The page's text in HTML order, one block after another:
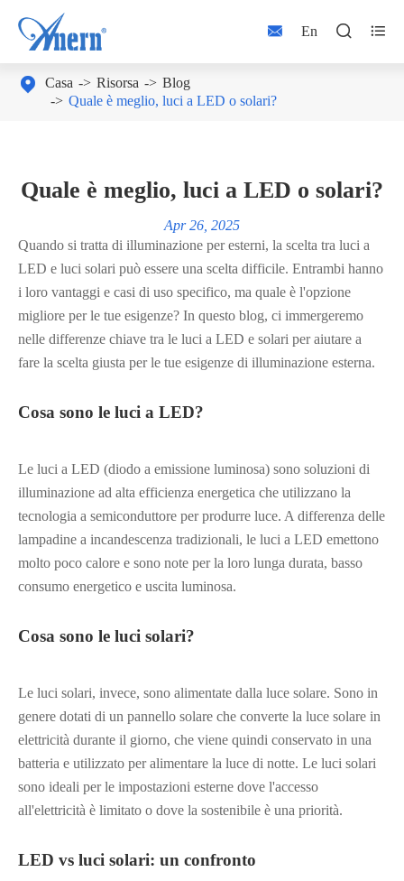
 En  
 Casa Risorsa
Blog
Quale è meglio, luci a LED o solari?
Quale è meglio, luci a LED o solari?
Apr 26, 2025
Quando si tratta di illuminazione per esterni, la scelta tra luci a
LED e luci solari può essere una scelta difficile. Entrambi hanno
i loro vantaggi e casi di uso specifico, ma quale è l'opzione
migliore per le tue esigenze? In questo blog, ci immergeremo
nelle differenze chiave tra le luci a LED e solari per aiutare a
fare la scelta giusta per le tue esigenze di illuminazione esterna.
Cosa sono le luci a LED?
Le luci a LED (diodo a emissione luminosa) sono soluzioni di
illuminazione ad alta efficienza energetica che utilizzano la
tecnologia a semiconduttore per produrre luce. A differenza delle
lampadine a incandescenza tradizionali, le luci a LED emettono
molto poco calore e sono note per la loro lunga durata, basso
consumo energetico e uscita luminosa.
Cosa sono le luci solari?
Le luci solari, invece, sono alimentate dalla luce solare. Sono in
genere dotati di un pannello solare che converte la luce solare in
elettricità durante il giorno, che viene quindi conservato in una
batteria e utilizzato per alimentare la luce di notte. Le luci solari
sono ideali per le impostazioni esterne dove l'accesso
all'elettricità è limitato o dove la sostenibile è una priorità.
LED vs luci solari: un confronto